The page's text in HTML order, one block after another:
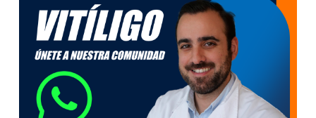
PRODUCTOS FARMACÉUTICOS S.L.
Polígono la Estrella, C/ Berroa nave 16.
31192, Tajonar. Navarra - España
admin@abedulfarma.com
Utilizamos cookies
propias y de
terceros con el fin
de mejorar la
experiencia de
usuario y recopilar